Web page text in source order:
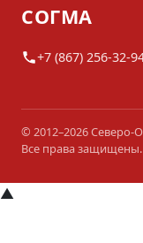
СОГМА
+7 (867) 256-32-
© 2012–2026 Северо-
Все права защищены.
▲